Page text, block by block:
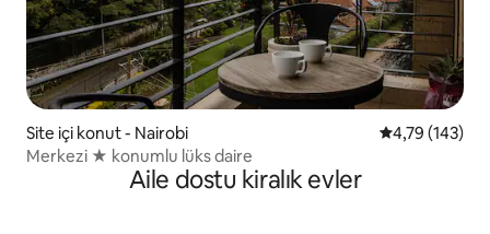
Site içi konut - Nairobi 5 üzerinden
4,79 (143)
Merkezi ★ konumlu lüks daire
Aile dostu kiralık evler